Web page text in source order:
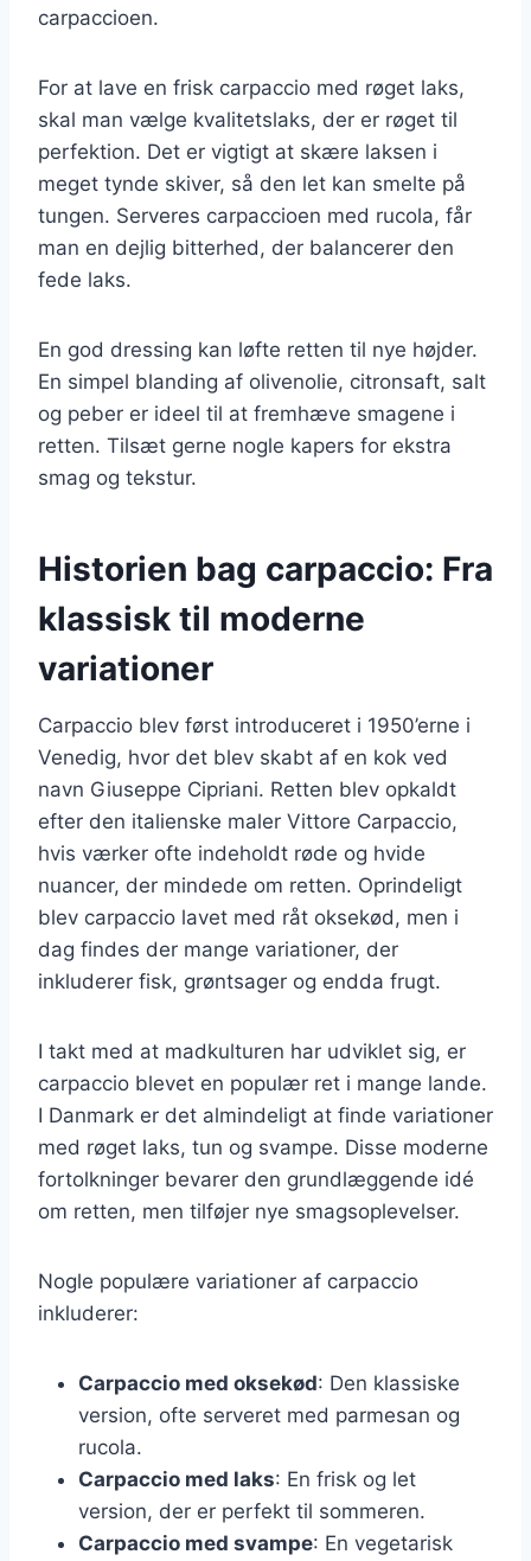
carpaccioen.
For at lave en frisk carpaccio med røget laks,
skal man vælge kvalitetslaks, der er røget til
perfektion. Det er vigtigt at skære laksen i
meget tynde skiver, så den let kan smelte på
tungen. Serveres carpaccioen med rucola, får
man en dejlig bitterhed, der balancerer den
fede laks.
En god dressing kan løfte retten til nye højder.
En simpel blanding af olivenolie, citronsaft, salt
og peber er ideel til at fremhæve smagene i
retten. Tilsæt gerne nogle kapers for ekstra
smag og tekstur.
Historien bag carpaccio: Fra
klassisk til moderne
variationer
Carpaccio blev først introduceret i 1950’erne i
Venedig, hvor det blev skabt af en kok ved
navn Giuseppe Cipriani. Retten blev opkaldt
efter den italienske maler Vittore Carpaccio,
hvis værker ofte indeholdt røde og hvide
nuancer, der mindede om retten. Oprindeligt
blev carpaccio lavet med råt oksekød, men i
dag findes der mange variationer, der
inkluderer fisk, grøntsager og endda frugt.
I takt med at madkulturen har udviklet sig, er
carpaccio blevet en populær ret i mange lande.
I Danmark er det almindeligt at finde variationer
med røget laks, tun og svampe. Disse moderne
fortolkninger bevarer den grundlæggende idé
om retten, men tilføjer nye smagsoplevelser.
Nogle populære variationer af carpaccio
inkluderer:
Carpaccio med oksekød: Den klassiske
version, ofte serveret med parmesan og
rucola.
Carpaccio med laks: En frisk og let
version, der er perfekt til sommeren.
Carpaccio med svampe: En vegetarisk